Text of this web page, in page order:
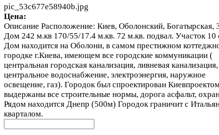
pic_53c677e58940b.jpg
Цена:
Описание Расположение: Киев, Оболонский, Богатырская,
Дом 242 м.кв 170/55/17.4 м.кв. 72 м.кв. подвал. Участок 10
Дом находится на Оболони, в самом престижном
городке г.Киева, имеющем все городские коммуникации (
центральная городская канализация, ливневая канализация,
центральное водоснабжение, электроэнергия, наружное
освещение, газ). Городок был спроектирован
выдержаны все строительные нормы, дорога асфальт,
Рядом находится Днепр (500м) Городок граничит с
кварталом.